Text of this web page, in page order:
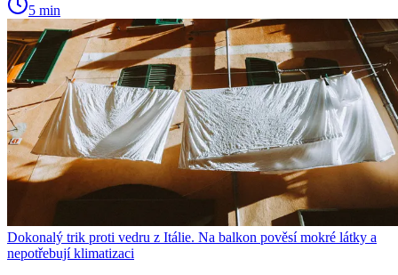
5 min
Dokonalý trik proti vedru z Itálie. Na balkon pověsí mokré látky a
nepotřebují klimatizaci